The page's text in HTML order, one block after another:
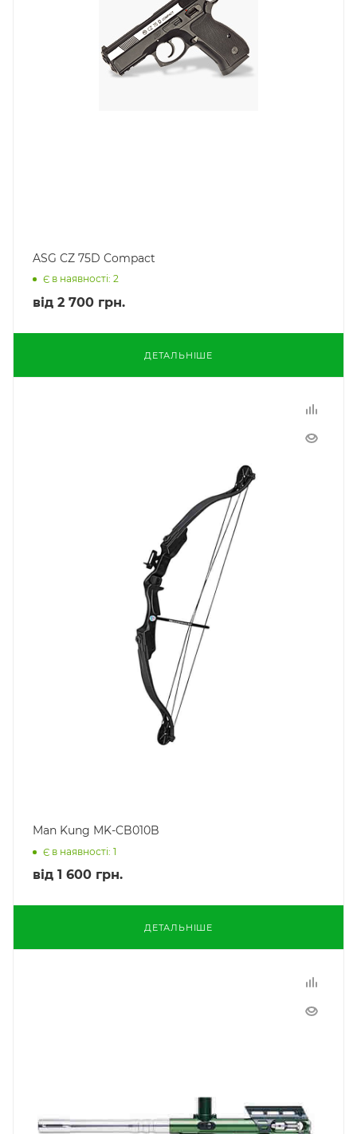
ASG CZ 75D Compact
Є в наявності: 2
від 2 700 грн.
ДЕТАЛЬНІШЕ
Man Kung MK-CB010B
Є в наявності: 1
від 1 600 грн.
ДЕТАЛЬНІШЕ